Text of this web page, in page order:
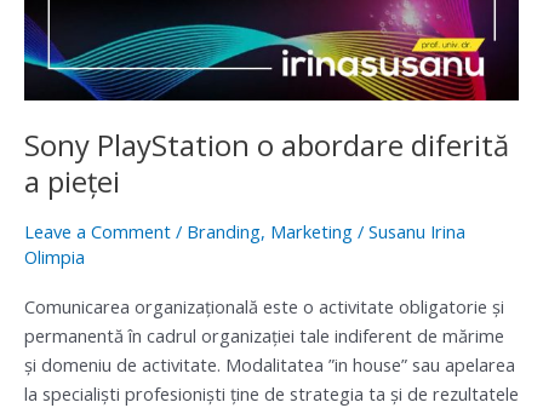
Sony PlayStation o abordare diferită
a pieţei
Leave a Comment / Branding, Marketing / Susanu Irina
Olimpia
Comunicarea organizațională este o activitate obligatorie și
permanentă în cadrul organizației tale indiferent de mărime
și domeniu de activitate. Modalitatea ”in house” sau apelarea
la specialiști profesioniști ține de strategia ta și de rezultatele
a
pieţei